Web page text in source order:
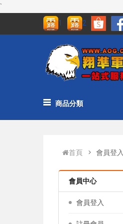
`
1 2
商品分類
首頁 會員登入
會員中心
會員登入